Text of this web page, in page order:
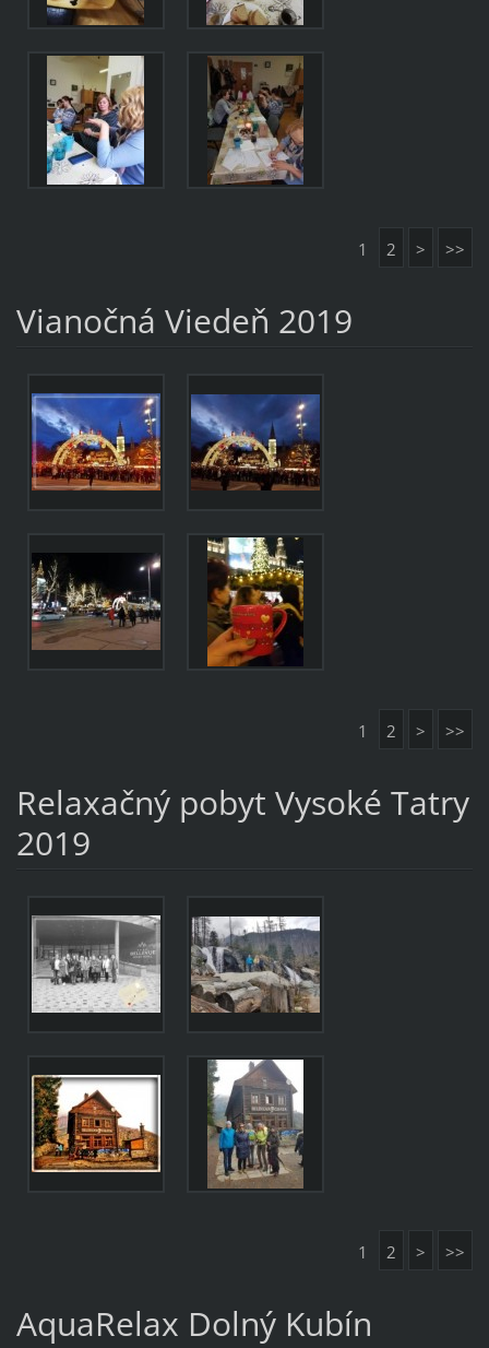
1 2 > >>
Vianočná Viedeň 2019
1 2 > >>
Relaxačný pobyt Vysoké Tatry
2019
1 2 > >>
AquaRelax Dolný Kubín